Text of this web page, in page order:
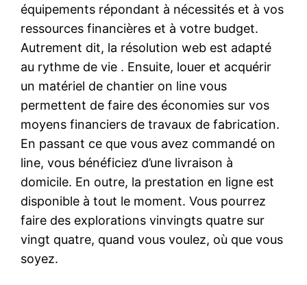
équipements répondant à nécessités et à vos
ressources financières et à votre budget.
Autrement dit, la résolution web est adapté
au rythme de vie . Ensuite, louer et acquérir
un matériel de chantier on line vous
permettent de faire des économies sur vos
moyens financiers de travaux de fabrication.
En passant ce que vous avez commandé on
line, vous bénéficiez d’une livraison à
domicile. En outre, la prestation en ligne est
disponible à tout le moment. Vous pourrez
faire des explorations vinvingts quatre sur
vingt quatre, quand vous voulez, où que vous
soyez.